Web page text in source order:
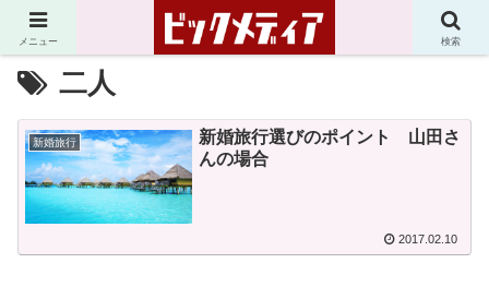
二人
新婚旅行
新婚旅行選びのポイント 山田さ
んの場合
2017.02.10
メニュー 検索